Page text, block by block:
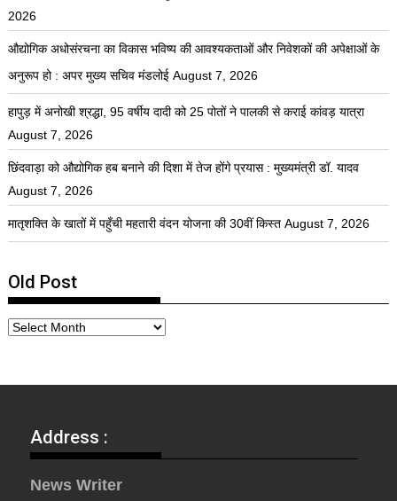
2026
औद्योगिक अधोसंरचना का विकास भविष्य की आवश्यकताओं और निवेशकों की अपेक्षाओं के
अनुरूप हो : अपर मुख्य सचिव मंडलोई August 7, 2026
हापुड़ में अनोखी श्रद्धा, 95 वर्षीय दादी को 25 पोतों ने पालकी से कराई कांवड़ यात्रा
August 7, 2026
छिंदवाड़ा को औद्योगिक हब बनाने की दिशा में तेज होंगे प्रयास : मुख्यमंत्री डॉ. यादव
August 7, 2026
मातृशक्ति के खातों में पहुँची महतारी वंदन योजना की 30वीं किस्त August 7, 2026
Old Post
Address :
News Writer